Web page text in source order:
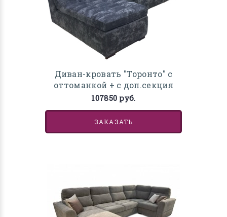
Диван-кровать "Торонто" с
оттоманкой + с доп.секция
107850 руб.
ЗАКАЗАТЬ